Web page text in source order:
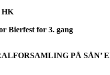
HK
Bierfest for 3. gang
PÅ SÅN’